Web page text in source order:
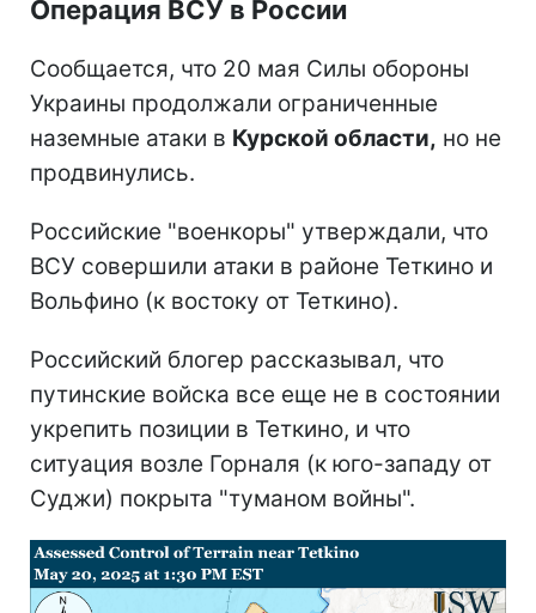
Операция ВСУ в России
Сообщается, что 20 мая Силы обороны
Украины продолжали ограниченные
наземные атаки в Курской области, но не
продвинулись.
Российские "военкоры" утверждали, что
ВСУ совершили атаки в районе Теткино и
Вольфино (к востоку от Теткино).
Российский блогер рассказывал, что
путинские войска все еще не в состоянии
укрепить позиции в Теткино, и что
ситуация возле Горналя (к юго-западу от
Суджи) покрыта "туманом войны".